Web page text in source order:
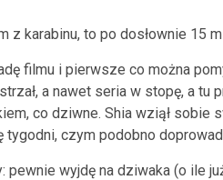
z karabinu, to po dosłownie 15
filmu i pierwsze co można
a nawet seria w stopę, a
co dziwne. Shia wziął sobie
tygodni, czym podobno
pewnie wyjdę na dziwaka (o ile